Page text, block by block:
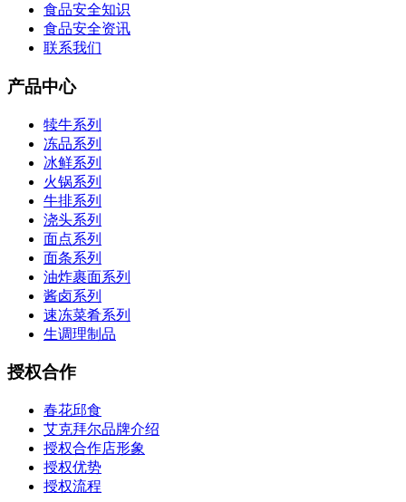
食品安全知识
食品安全资讯
联系我们
产品中心
犊牛系列
冻品系列
冰鲜系列
火锅系列
牛排系列
浇头系列
面点系列
面条系列
油炸裹面系列
酱卤系列
速冻菜肴系列
生调理制品
授权合作
春花邱食
艾克拜尔品牌介绍
授权合作店形象
授权优势
授权流程